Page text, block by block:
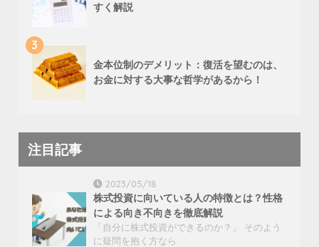
すく解説
3
金本位制のデメリット：復活を望むのは、
お金に対する大事な哲学があるから！
注目記事
2023/05/18
株式投資に向いている人の特徴とは？性格
による向き不向きを徹底解説
「自分に株式投資ができるのか？」 そのよう
に疑問を抱く方なら